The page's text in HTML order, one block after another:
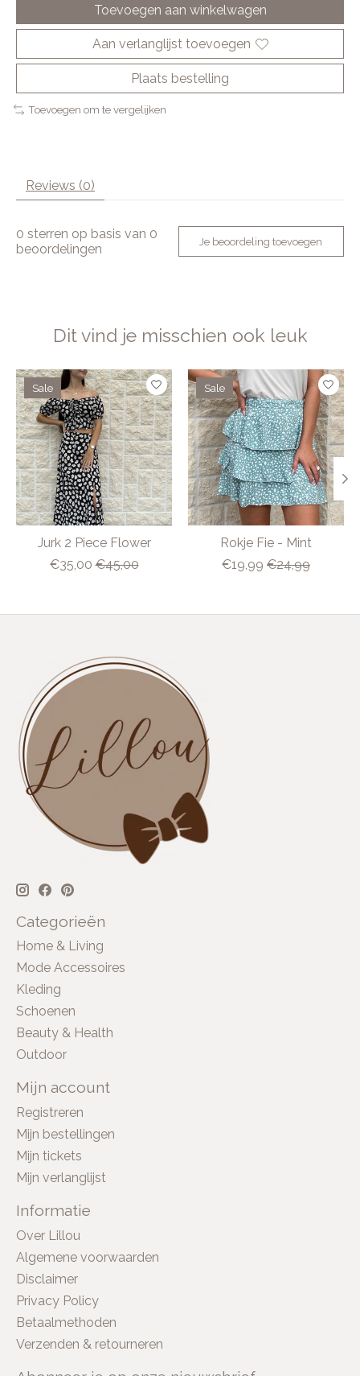
Toevoegen aan winkelwagen
Aan verlanglijst toevoegen
Plaats bestelling
Toevoegen om te vergelijken
Reviews (0)
0 sterren op basis van 0
beoordelingen
Je beoordeling toevoegen
Dit vind je misschien ook leuk
Items van productcarrousel
Sale
Jurk 2 Piece Flower
€35,00 €45,00
Sale
Rokje Fie - Mint
€19,99 €24,99
Categorieën
Home & Living
Mode Accessoires
Kleding
Schoenen
Beauty & Health
Outdoor
Mijn account
Registreren
Mijn bestellingen
Mijn tickets
Mijn verlanglijst
Informatie
Over Lillou
Algemene voorwaarden
Disclaimer
Privacy Policy
Betaalmethoden
Verzenden & retourneren